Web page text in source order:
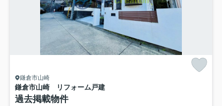
鎌倉市山崎
鎌倉市山崎 リフォーム戸建
過去掲載物件